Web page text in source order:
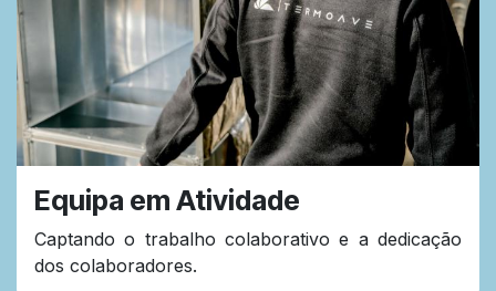
Equipa em Atividade
Captando o trabalho colaborativo e a dedicação
dos colaboradores.